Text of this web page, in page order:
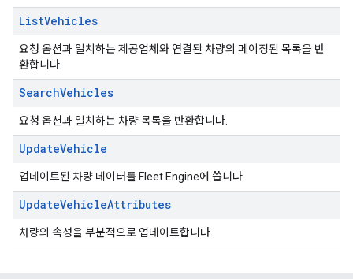
ListVehicles
요청 옵션과 일치하는 제공업체와 연결된 차량의 페이징된 목록을 반
환합니다.
SearchVehicles
요청 옵션과 일치하는 차량 목록을 반환합니다.
UpdateVehicle
업데이트된 차량 데이터를 Fleet Engine에 씁니다.
UpdateVehicleAttributes
차량의 속성을 부분적으로 업데이트합니다.